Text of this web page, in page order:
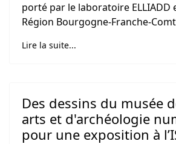
porté par le laboratoire ELLIADD
Région Bourgogne-Franche-
Lire la suite...
Des dessins du musée
arts et d'archéologie
pour une exposition à